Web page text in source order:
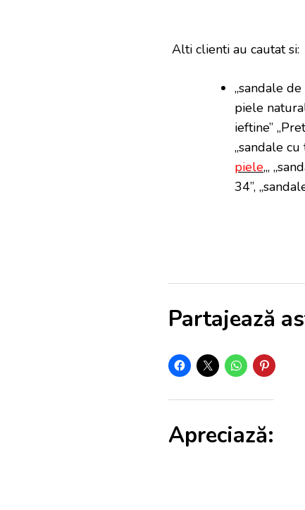
Alti clienti au cautat si:
„sandale
piele
ieftine”
„sandale cu
piele„,
34”,
Partajează
Apreciază: